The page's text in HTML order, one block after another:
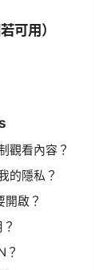
可用）
觀看內容？
的隱私？
啟？
？